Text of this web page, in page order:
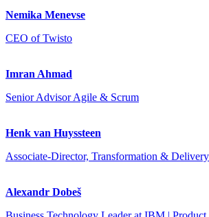
Nemika Menevse
CEO of Twisto
Imran Ahmad
Senior Advisor Agile & Scrum
Henk van Huyssteen
Associate-Director, Transformation &
Alexandr Dobeš